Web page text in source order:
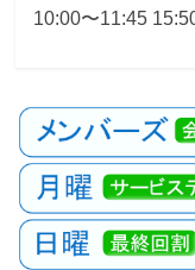
画
は
こ
の
10:00〜11:45